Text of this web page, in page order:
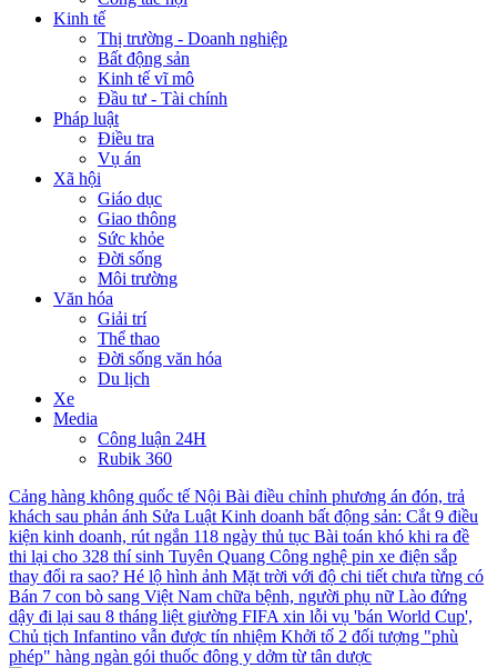
Kinh tế
Thị trường - Doanh nghiệp
Bất động sản
Kinh tế vĩ mô
Đầu tư - Tài chính
Pháp luật
Điều tra
Vụ án
Xã hội
Giáo dục
Giao thông
Sức khỏe
Đời sống
Môi trường
Văn hóa
Giải trí
Thể thao
Đời sống văn hóa
Du lịch
Xe
Media
Công luận 24H
Rubik 360
Cảng hàng không quốc tế Nội Bài điều chỉnh phương án đón, trả
khách sau phản ánh Sửa Luật Kinh doanh bất động sản: Cắt 9 điều
kiện kinh doanh, rút ngắn 118 ngày thủ tục Bài toán khó khi ra đề
thi lại cho 328 thí sinh Tuyên Quang Công nghệ pin xe điện sắp
thay đổi ra sao? Hé lộ hình ảnh Mặt trời với độ chi tiết chưa từng có
Bán 7 con bò sang Việt Nam chữa bệnh, người phụ nữ Lào đứng
dậy đi lại sau 8 tháng liệt giường FIFA xin lỗi vụ 'bán World Cup',
Chủ tịch Infantino vẫn được tín nhiệm Khởi tố 2 đối tượng "phù
phép" hàng ngàn gói thuốc đông y dởm từ tân dược